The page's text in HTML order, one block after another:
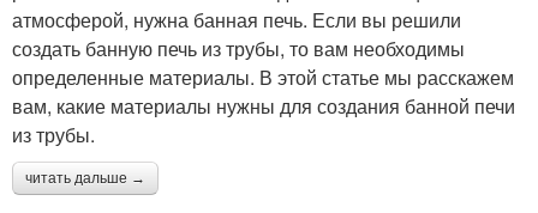
атмосферой, нужна банная печь. Если вы решили
создать банную печь из трубы, то вам необходимы
определенные материалы. В этой статье мы расскажем
вам, какие материалы нужны для создания банной печи
из трубы.
читать дальше →